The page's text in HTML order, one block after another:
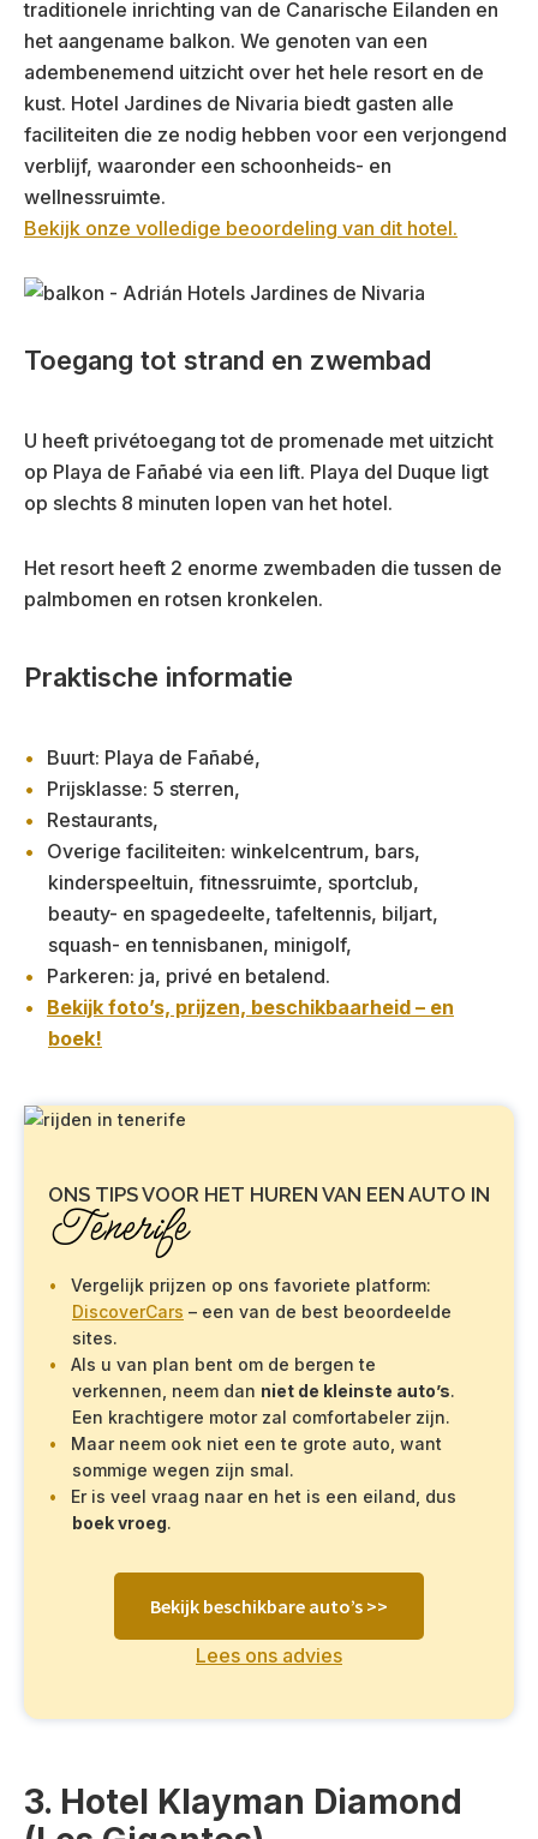
traditionele inrichting van de Canarische Eilanden en
het aangename balkon. We genoten van een
adembenemend uitzicht over het hele resort en de
kust. Hotel Jardines de Nivaria biedt gasten alle
faciliteiten die ze nodig hebben voor een verjongend
verblijf, waaronder een schoonheids- en
wellnessruimte.
Bekijk onze volledige beoordeling van dit hotel.
Toegang tot strand en zwembad
U heeft privétoegang tot de promenade met uitzicht
op Playa de Fañabé via een lift. Playa del Duque ligt
op slechts 8 minuten lopen van het hotel.
Het resort heeft 2 enorme zwembaden die tussen de
palmbomen en rotsen kronkelen.
Praktische informatie
Buurt: Playa de Fañabé,
Prijsklasse: 5 sterren,
Restaurants,
Overige faciliteiten: winkelcentrum, bars,
kinderspeeltuin, fitnessruimte, sportclub,
beauty- en spagedeelte, tafeltennis, biljart,
squash- en tennisbanen, minigolf,
Parkeren: ja, privé en betalend.
Bekijk foto’s, prijzen, beschikbaarheid – en
boek!
ONS TIPS VOOR HET HUREN VAN EEN AUTO IN
Tenerife
Vergelijk prijzen op ons favoriete platform:
DiscoverCars – een van de best beoordeelde
sites.
Als u van plan bent om de bergen te
verkennen, neem dan niet de kleinste auto’s.
Een krachtigere motor zal comfortabeler zijn.
Maar neem ook niet een te grote auto, want
sommige wegen zijn smal.
Er is veel vraag naar en het is een eiland, dus
boek vroeg.
Bekijk beschikbare auto’s >>
Lees ons advies
3. Hotel Klayman Diamond